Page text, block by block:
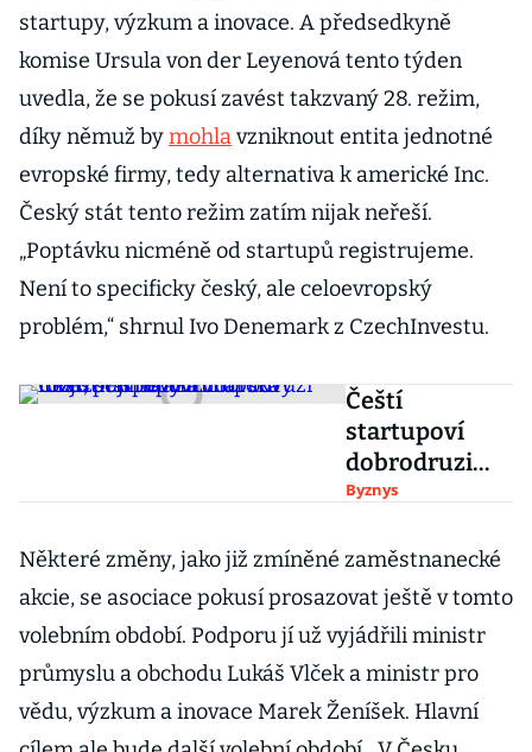
startupy, výzkum a inovace. A předsedkyně
komise Ursula von der Leyenová tento týden
uvedla, že se pokusí zavést takzvaný 28. režim,
díky němuž bymohlavzniknout entita jednotné
evropské firmy, tedy alternativa k americké Inc.
Český stát tento režim zatím nijak neřeší.
„Poptávku nicméně od startupů registrujeme.
Není to specificky český, ale celoevropský
problém,“ shrnul Ivo Denemark z CzechInvestu.
Čeští
startupoví
dobrodruzi
rozjíždějí nový
fond, přispěla i
Evropská
investiční
banka
Byznys
Některé změny, jako již zmíněné zaměstnanecké
akcie, se asociace pokusí prosazovat ještě v tomto
volebním období. Podporu jí už vyjádřili ministr
průmyslu a obchodu Lukáš Vlček a ministr pro
vědu, výzkum a inovace Marek Ženíšek. Hlavní